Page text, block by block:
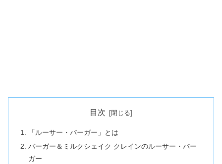
目次
「ルーサー・バーガー」とは
バーガー＆ミルクシェイク クレインのルーサー・バー
ガー